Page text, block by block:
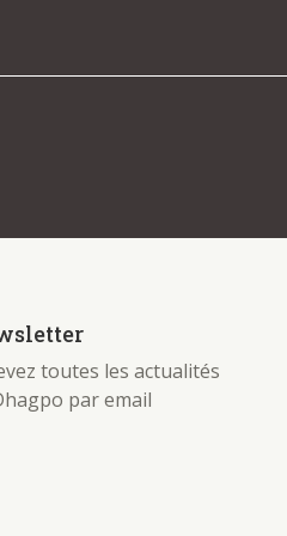
toutes les actualités
par email